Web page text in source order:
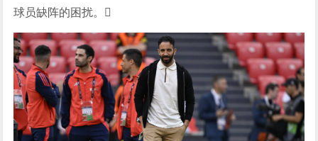
球员缺阵的困扰。